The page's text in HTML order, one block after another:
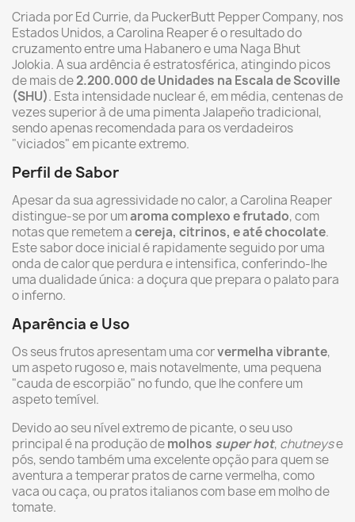
Criada por Ed Currie, da PuckerButt Pepper Company, nos
Estados Unidos, a Carolina Reaper é o resultado do
cruzamento entre uma Habanero e uma Naga Bhut
Jolokia. A sua ardência é estratosférica, atingindo picos
de mais de2.200.000 de Unidades na Escala de Scoville
(SHU). Esta intensidade nuclear é, em média, centenas de
vezes superior à de uma pimenta Jalapeño tradicional,
sendo apenas recomendada para os verdadeiros
"viciados" em picante extremo.
Perfil de Sabor
Apesar da sua agressividade no calor, a Carolina Reaper
distingue-se por umaroma complexo e frutado, com
notas que remetem acereja, citrinos, e até chocolate.
Este sabor doce inicial é rapidamente seguido por uma
onda de calor que perdura e intensifica, conferindo-lhe
uma dualidade única: a doçura que prepara o palato para
o inferno.
Aparência e Uso
Os seus frutos apresentam uma corvermelha vibrante,
um aspeto rugoso e, mais notavelmente, uma pequena
"cauda de escorpião" no fundo, que lhe confere um
aspeto temível.
Devido ao seu nível extremo de picante, o seu uso
principal é na produção demolhos super hot, chutneyse
pós, sendo também uma excelente opção para quem se
aventura a temperar pratos de carne vermelha, como
vaca ou caça, ou pratos italianos com base em molho de
tomate.